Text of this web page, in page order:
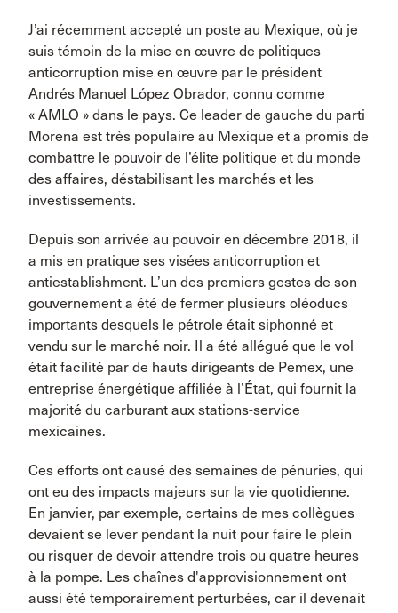
J’ai récemment accepté un poste au Mexique, où je
suis témoin de la mise en œuvre de politiques
anticorruption mise en œuvre par le président
Andrés Manuel López Obrador, connu comme
« AMLO » dans le pays. Ce leader de gauche du parti
Morena est très populaire au Mexique et a promis de
combattre le pouvoir de l’élite politique et du monde
des affaires, déstabilisant les marchés et les
investissements.
Depuis son arrivée au pouvoir en décembre 2018, il
a mis en pratique ses visées anticorruption et
antiestablishment. L’un des premiers gestes de son
gouvernement a été de fermer plusieurs oléoducs
importants desquels le pétrole était siphonné et
vendu sur le marché noir. Il a été allégué que le vol
était facilité par de hauts dirigeants de Pemex, une
entreprise énergétique affiliée à l’État, qui fournit la
majorité du carburant aux stations-service
mexicaines.
Ces efforts ont causé des semaines de pénuries, qui
ont eu des impacts majeurs sur la vie quotidienne.
En janvier, par exemple, certains de mes collègues
devaient se lever pendant la nuit pour faire le plein
ou risquer de devoir attendre trois ou quatre heures
à la pompe. Les chaînes d'approvisionnement ont
aussi été temporairement perturbées, car il devenait